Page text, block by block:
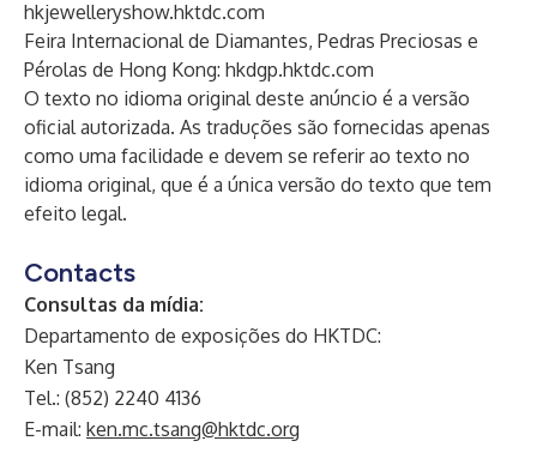
hkjewelleryshow.hktdc.com
Feira Internacional de Diamantes, Pedras Preciosas e
Pérolas de Hong Kong: hkdgp.hktdc.com
O texto no idioma original deste anúncio é a versão
oficial autorizada. As traduções são fornecidas apenas
como uma facilidade e devem se referir ao texto no
idioma original, que é a única versão do texto que tem
efeito legal.
Contacts
Consultas da mídia:
Departamento de exposições do HKTDC:
Ken Tsang
Tel.: (852) 2240 4136
E-mail: ken.mc.tsang@hktdc.org